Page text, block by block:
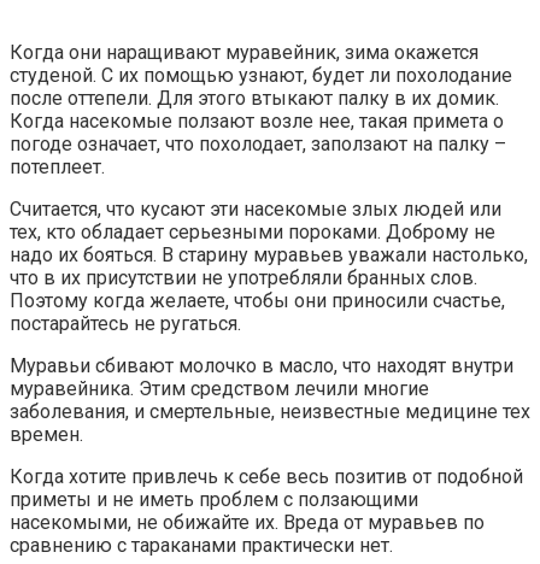
Когда они наращивают муравейник, зима окажется
студеной. С их помощью узнают, будет ли похолодание
после оттепели. Для этого втыкают палку в их домик.
Когда насекомые ползают возле нее, такая примета о
погоде означает, что похолодает, заползают на палку –
потеплеет.
Считается, что кусают эти насекомые злых людей или
тех, кто обладает серьезными пороками. Доброму не
надо их бояться. В старину муравьев уважали настолько,
что в их присутствии не употребляли бранных слов.
Поэтому когда желаете, чтобы они приносили счастье,
постарайтесь не ругаться.
Муравьи сбивают молочко в масло, что находят внутри
муравейника. Этим средством лечили многие
заболевания, и смертельные, неизвестные медицине тех
времен.
Когда хотите привлечь к себе весь позитив от подобной
приметы и не иметь проблем с ползающими
насекомыми, не обижайте их. Вреда от муравьев по
сравнению с тараканами практически нет.